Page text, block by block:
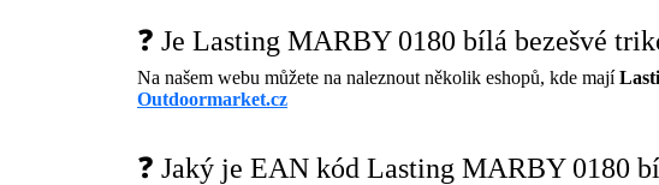
❓ Je Lasting MARBY 0180 bílá bezešvé
Na našem webu můžete na naleznout několik eshopů, kde mají
Outdoormarket.cz
❓ Jaký je EAN kód Lasting MARBY 0180